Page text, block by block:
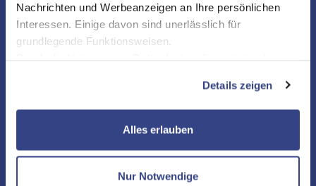
Nachrichten und Werbeanzeigen an Ihre persönlichen
Interessen. Einige davon sind unerlässlich für
grundlegende Funktionsweisen.
zusätzliche Dienste bzw. Technologien von Drittanbietern
nutzen und uns sowie Dritten weitere Personalisierungen
ermöglichen, dabei kommt es auch zu Übermittlungen
Datenschutzseite
Details zeigen
Alles erlauben
Nur Notwendige
NEWSLETTER
KONTAKT & SERVICE